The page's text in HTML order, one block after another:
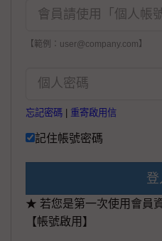
【範例：user@company.com】
忘記密碼 重寄啟用信
記住帳號密碼
登
★ 若您是第一次使用會員
【帳號啟用】